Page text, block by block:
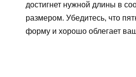
достигнет нужной длины в
размером. Убедитесь, что
форму и хорошо облегает